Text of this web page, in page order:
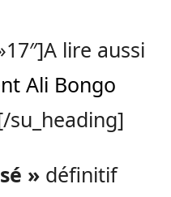
lire aussi
Ali Bongo
su_heading]
» définitif